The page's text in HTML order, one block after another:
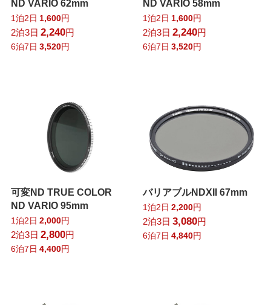
ND VARIO 62mm
1泊2日 1,600円
2泊3日 2,240円
6泊7日 3,520円
ND VARIO 58mm
1泊2日 1,600円
2泊3日 2,240円
6泊7日 3,520円
可変ND TRUE COLOR
ND VARIO 95mm
1泊2日 2,000円
2泊3日 2,800円
6泊7日 4,400円
バリアブルNDXII 67mm
1泊2日 2,200円
2泊3日 3,080円
6泊7日 4,840円